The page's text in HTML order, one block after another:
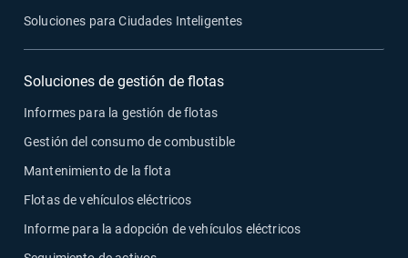
Soluciones para Ciudades Inteligentes
Soluciones de gestión de flotas
Informes para la gestión de flotas
Gestión del consumo de combustible
Mantenimiento de la flota
Flotas de vehículos eléctricos
Informe para la adopción de vehículos eléctricos